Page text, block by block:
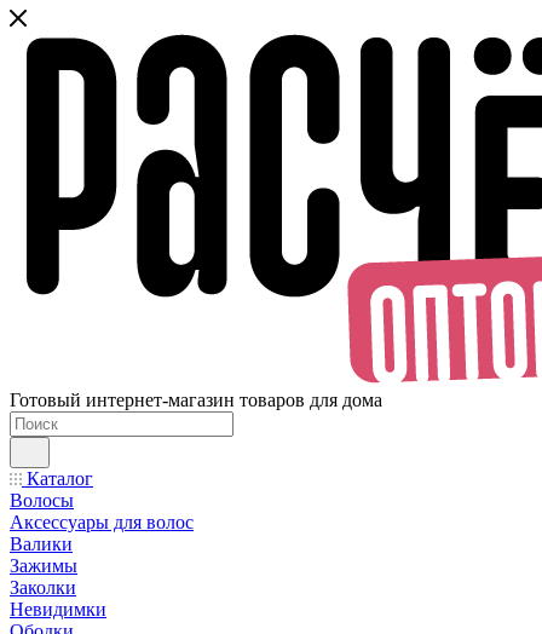
Готовый интернет-магазин товаров для дома
Каталог
Волосы
Аксессуары для волос
Валики
Зажимы
Заколки
Невидимки